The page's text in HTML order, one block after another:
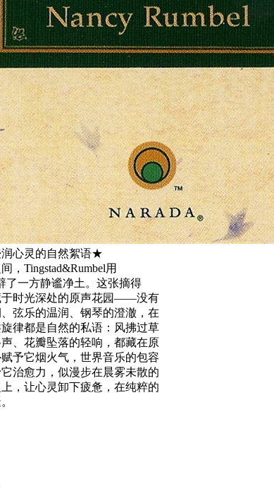
心灵的自然絮语★
，Tingstad&Rumbel用
了一方静谧净土。这张摘得
于时光深处的原声花园——没有
弦乐的温润、钢琴的澄澈，在
律都是自然的私语：风拂过草
、花瓣坠落的轻响，都藏在原
予它烟火气，世界音乐的包容
治愈力，似漫步在晨雾未散的
，让心灵卸下疲惫，在纯粹的